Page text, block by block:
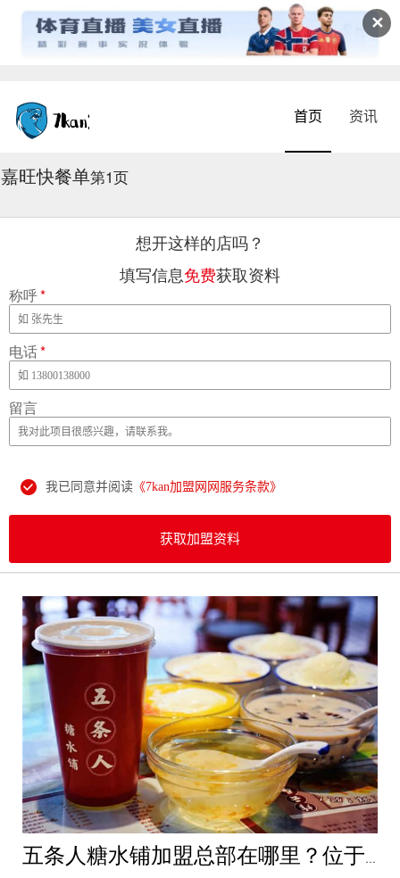
✕
首页 资讯
嘉旺快餐单第1页
想开这样的店吗？
填写信息免费获取资料
称呼*
电话*
留言
我已同意并阅读 《7kan加盟网网服务条款》
获取加盟资料
五条人糖水铺加盟总部在哪里？位于福建厦门欢迎大家前来考察